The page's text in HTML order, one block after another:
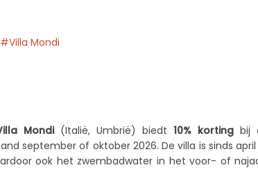
Villa Mondi
Mondi(Italië, Umbrië) biedt 10% korting bij
september of oktober 2026. De villa is sinds
ook het zwembadwater in het voor- of